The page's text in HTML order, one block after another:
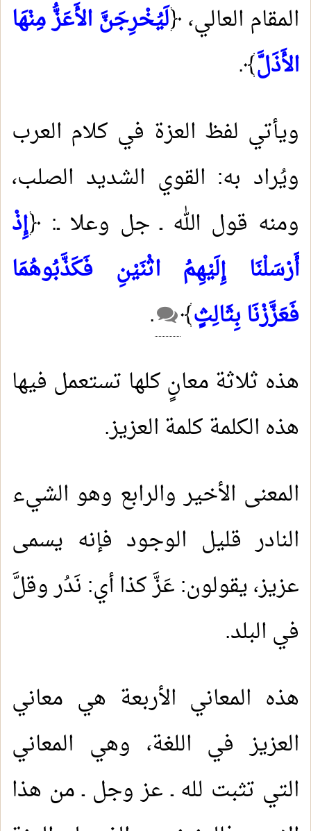
المقام العالي، ﴿لَيُخْرِجَنَّ الأَعَزُّ مِنْهَا
الأَذَلَّ﴾.
ويأتي لفظ العزة في كلام العرب
ويُراد به: القوي الشديد الصلب،
ومنه قول الله ـ جل وعلا ـ: ﴿إِذْ
أَرْسَلْنَا إِلَيْهِمُ اثْنَيْنِ فَكَذَّبُوهُمَا
فَعَزَّزْنَا بِثَالِثٍ﴾
.
هذه ثلاثة معانٍ كلها تستعمل فيها
هذه الكلمة كلمة العزيز.
المعنى الأخير والرابع وهو الشيء
النادر قليل الوجود فإنه يسمى
عزيز، يقولون: عَزَّ كذا أي: نَدُر وقلَّ
في البلد.
هذه المعاني الأربعة هي معاني
العزيز في اللغة، وهي المعاني
التي تثبت لله ـ عز وجل ـ من هذا